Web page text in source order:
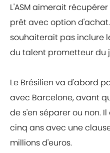
L'ASM aimerait
prêt avec option
souhaiterait pas inclure
du talent prometteur du
Le Brésilien va d'abord
avec Barcelone, avant
de s'en séparer ou non.
cinq ans avec une
millions d'euros.